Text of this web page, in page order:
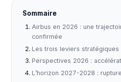
Sommaire
Airbus en 2026 : une
confirmée
Les trois leviers stratégiques
Perspectives 2026 :
L’horizon 2027-2028 :